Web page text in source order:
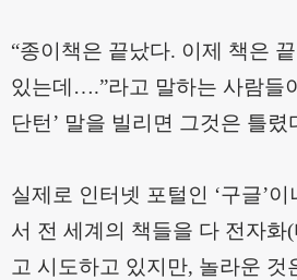
“종이책은 끝났다. 이제 책은
있는데 ….”라고 말하는 사람들
단턴 ’ 말을 빌리면 그것은 틀렸
실제로 인터넷 포털인 ‘구글’이
서 전 세계의 책들을 다 전자화(
고 시도하고 있지만, 놀라운 것